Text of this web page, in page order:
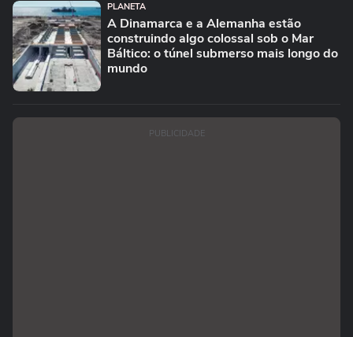
PLANETA
A Dinamarca e a Alemanha estão
construindo algo colossal sob o Mar
Báltico: o túnel submerso mais longo do
mundo
PUBLICIDADE